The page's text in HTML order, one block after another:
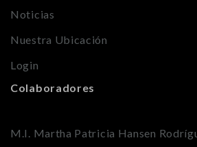
Noticias
Nuestra Ubicación
Login
Colaboradores
M.I. Martha Patricia Hansen